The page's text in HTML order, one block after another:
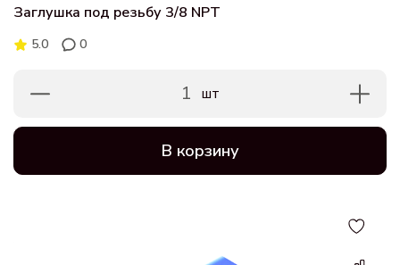
Заглушка под резьбу 3/8 NPT
5.0 0
1 шт
В корзину